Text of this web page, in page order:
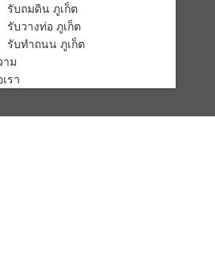
รับถมดิน ภูเก็ต
รับวางท่อ ภูเก็ต
รับทำถนน ภูเก็ต
ม
รา